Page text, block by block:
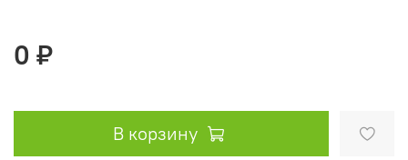
0 ₽
В корзину